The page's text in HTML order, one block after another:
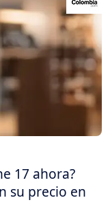
17 ahora?
su precio en